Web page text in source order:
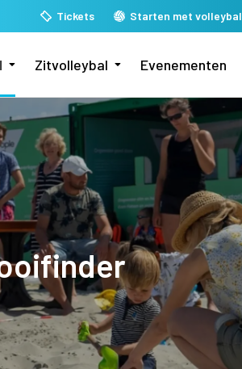
Tickets Starten met volleybal
Zitvolleybal Evenementen